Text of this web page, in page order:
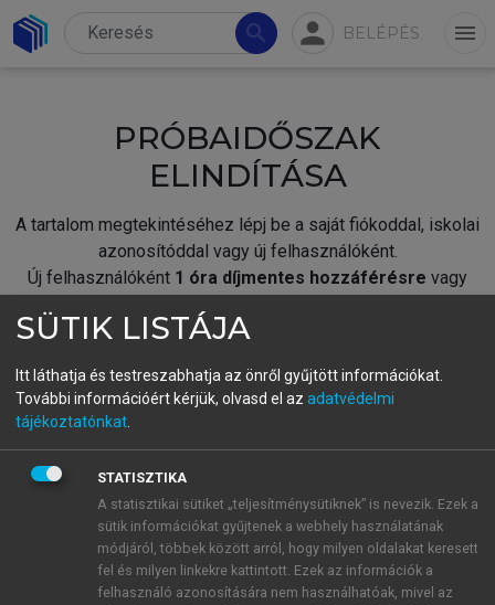
search person BELÉPÉS menu
PRÓBAIDŐSZAK
ELINDÍTÁSA
A tartalom megtekintéséhez lépj be a saját fiókoddal, iskolai
azonosítóddal vagy új felhasználóként.
Új felhasználóként 1 óra díjmentes hozzáférésre vagy
fiókoddal,vagy hozz létre új fiókot.
A regisztráció után apróbaidőszakautomatikusan
BELÉPÉS SAJÁT FIÓKKAL
ÚJ FIÓK LÉTREHOZÁSA
1 óra díjmentes hozzáférés
SÜTIK LISTÁJA
Itt láthatja és testreszabhatja az önről gyűjtött információkat.
További információért kérjük, olvasd el az adatvédelmi
tájékoztatónkat
STATISZTIKA
A statisztikai sütiket „teljesítménysütiknek” is nevezik. Ezek a
sütik információkat gyűjtenek a webhely használatának
módjáról, többek között arról, hogy milyen oldalakat keresett
fel és milyen linkekre kattintott. Ezek az információk a
felhasználó azonosítására nem használhatóak, mivel az